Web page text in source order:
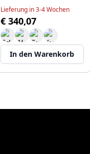
Lieferung in 3-4 Wochen
€ 340,07
In den Warenkorb